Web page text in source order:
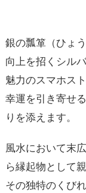
銀の瓢箪（ひょ
向上を招くシル
魅力のスマホス
幸運を引き寄せ
りを添えます。
風水において末
ら縁起物として
その独特のくび